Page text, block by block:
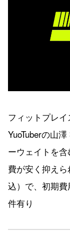
フィットプレ
YuoTuberの山
ーウェイトを
費が安く抑え
込）で、初期
件有り